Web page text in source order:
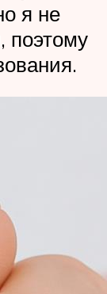
я не
поэтому